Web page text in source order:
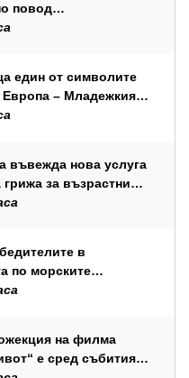
повод
ден на младежта –
един от символите
Европа – Младежкия
на ЕС
въвежда нова услуга
за възрастни
увреждания
в
по морските
сили
на филма
е сред събитията